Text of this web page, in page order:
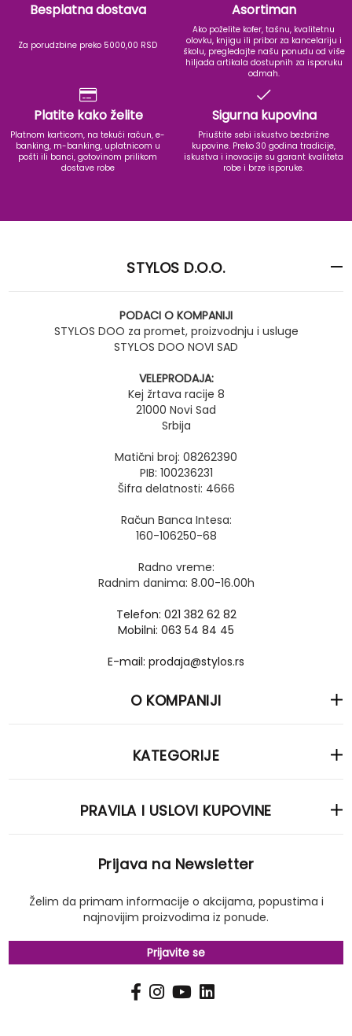
Besplatna dostava
Za porudzbine preko 5000,00 RSD
Asortiman
Ako poželite kofer, tašnu, kvalitetnu
olovku, knjigu ili pribor za kancelariju i
školu, pregledajte našu ponudu od više
hiljada artikala dostupnih za isporuku
odmah.
Platite kako želite
Platnom karticom, na tekući račun, e-
banking, m-banking, uplatnicom u
pošti ili banci, gotovinom prilikom
dostave robe
Sigurna kupovina
Priuštite sebi iskustvo bezbrižne
kupovine. Preko 30 godina tradicije,
iskustva i inovacije su garant kvaliteta
robe i brze isporuke.
STYLOS D.O.O.
PODACI O KOMPANIJI
STYLOS DOO za promet, proizvodnju i usluge
STYLOS DOO NOVI SAD
VELEPRODAJA:
Kej žrtava racije 8
21000 Novi Sad
Srbija
Matični broj: 08262390
PIB: 100236231
Šifra delatnosti: 4666
Račun Banca Intesa:
160-106250-68
Radno vreme:
Radnim danima: 8.00-16.00h
Telefon: 021 382 62 82
Mobilni: 063 54 84 45
E-mail: prodaja@stylos.rs
O KOMPANIJI
KATEGORIJE
PRAVILA I USLOVI KUPOVINE
Prijava na Newsletter
Želim da primam informacije o akcijama, popustima i
najnovijim proizvodima iz ponude.
Prijavite se